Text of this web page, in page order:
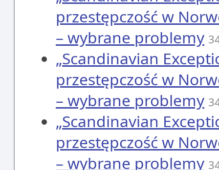
przestępczość w
– wybrane problemy
„Scandinavian
przestępczość w
– wybrane problemy
„Scandinavian
przestępczość w
– wybrane problemy